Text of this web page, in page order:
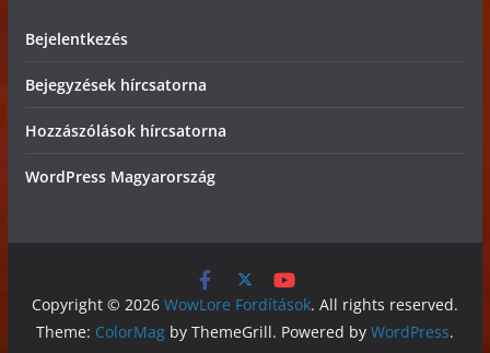
Bejelentkezés
Bejegyzések hírcsatorna
Hozzászólások hírcsatorna
WordPress Magyarország
Copyright © 2026 WowLore Fordítások. All rights reserved.
Theme: ColorMagby ThemeGrill. Powered by WordPress.